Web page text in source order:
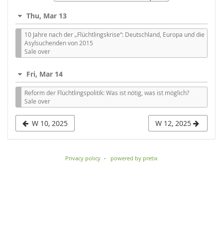
to
display
Thu, Mar 13
10 Jahre nach der „Flüchtlingskrise“: Deutschland, Europa und die
Asylsuchenden von 2015
Sale over
Fri, Mar 14
Reform der Flüchtlingspolitik: Was ist nötig, was ist möglich?
Sale over
W 10, 2025 W 12, 2025
Privacy policy powered by pretix